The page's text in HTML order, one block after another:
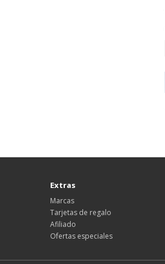
Extras
Marcas
Tarjetas de regalo
Afiliado
Ofertas especiales